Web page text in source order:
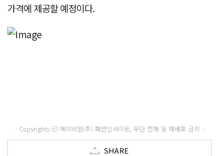
가격에 제공할 예정이다.
- Copyrights ⓒ 메이비원(주) 패션인사이트, 무단 전재 및 재배포 금지 -
SHARE